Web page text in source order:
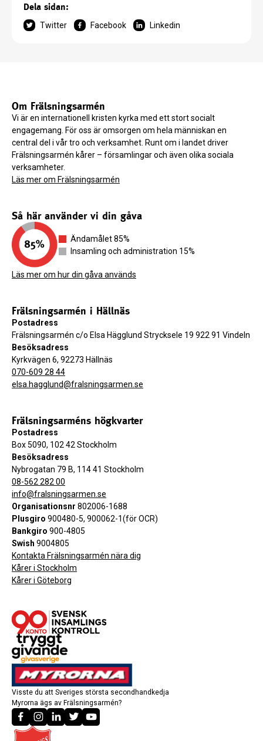
Dela sidan:
Twitter Facebook Linkedin
Om Frälsningsarmén
Vi är en internationell kristen kyrka med ett stort socialt
engagemang. För oss är omsorgen om hela människan en
central del i vår tro och verksamhet. Runt om i landet driver
Frälsningsarmén kårer – församlingar och även olika sociala
verksamheter.
Läs mer om Frälsningsarmén
Så här använder vi din gåva
Ändamålet 85%
Insamling och administration 15%
Läs mer om hur din gåva används
Frälsningsarmén i Hällnäs
Postadress
Frälsningsarmén c/o Elsa Hägglund Strycksele 19 922 91 Vindeln
Besöksadress
Kyrkvägen 6, 92273 Hällnäs
070-609 28 44
elsa.hagglund@fralsningsarmen.se
Frälsningsarméns högkvarter
Postadress
Box 5090, 102 42 Stockholm
Besöksadress
Nybrogatan 79 B, 114 41 Stockholm
08-562 282 00
info@fralsningsarmen.se
Organisationsnr 802006-1688
Plusgiro 900480-5, 900062-1(för OCR)
Bankgiro 900-4805
Swish 9004805
Kontakta Frälsningsarmén nära dig
Kårer i Stockholm
Kårer i Göteborg
Visste du att Sveriges största secondhandkedja
Myrorna ägs av Frälsningsarmén?